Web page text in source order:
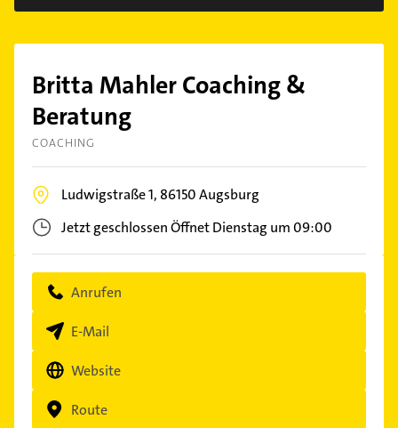
Britta Mahler Coaching &
Beratung
COACHING
Ludwigstraße 1, 86150Augsburg
Jetzt geschlossenÖffnet Dienstag um 09:00
Anrufen
E-Mail
Website
Route